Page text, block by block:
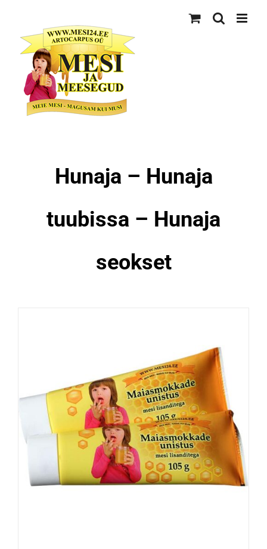
content
Hunaja – Hunaja
tuubissa – Hunaja
seokset